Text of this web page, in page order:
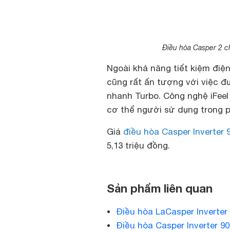
Điều hòa Casper 2
Ngoài khả năng tiết kiệm
cũng rất ấn tượng với việc
nhanh Turbo. Công nghệ
cơ thể người sử dụng trong
Giá điều hòa Casper Inverter
5,13 triệu đồng.
Sản phẩm liên quan
Điều hòa LaCasper Inverter
Điều hòa Casper Inverter